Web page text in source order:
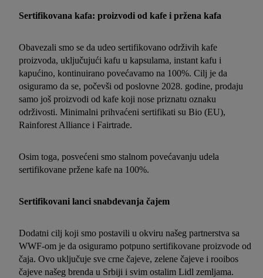
Sertifikovana kafa: proizvodi od kafe i pržena kafa
Obavezali smo se da udeo sertifikovano održivih kafe
proizvoda, uključujući kafu u kapsulama, instant kafu i
kapućino, kontinuirano povećavamo na 100%. Cilj je da
osiguramo da se, počevši od poslovne 2028. godine, prodaju
samo još proizvodi od kafe koji nose priznatu oznaku
održivosti. Minimalni prihvaćeni sertifikati su Bio (EU),
Rainforest Alliance i Fairtrade.
Osim toga, posvećeni smo stalnom povećavanju udela
sertifikovane pržene kafe na 100%.
Sertifikovani lanci snabdevanja čajem
Dodatni cilj koji smo postavili u okviru našeg partnerstva sa
WWF-om je da osiguramo potpuno sertifikovane proizvode od
čaja. Ovo uključuje sve crne čajeve, zelene čajeve i rooibos
čajeve našeg brenda u Srbiji i svim ostalim Lidl zemljama.
uključujući period čuvanja podataka, kao i pravo na povlačenje
možete pronaći u našojpolitici privatnosti.Izjave možete
pronaći ovde.